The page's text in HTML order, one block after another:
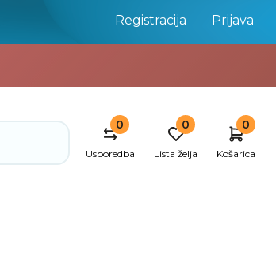
Registracija Prijava
0
Usporedba
0
Lista želja
0
Košarica